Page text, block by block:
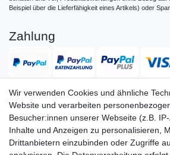
Beispiel über die Lieferfähigkeit eines Artikels) oder
Zahlung
Versand
Wir verwenden Cookies und ähnliche
Website und verarbeiten
Besucher:innen unserer Webseite (z.B.
Inhalte und Anzeigen zu personalisieren,
Drittanbietern einzubinden oder Zugriffe